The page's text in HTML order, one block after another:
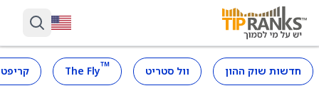
חדשות שוק ההון וול סטריט ™
The Fly